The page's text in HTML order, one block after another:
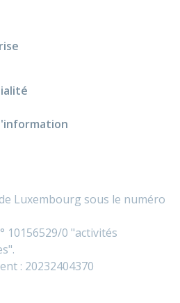
Luxembourg sous le numéro
10156529/0 "activités
: 20232404370